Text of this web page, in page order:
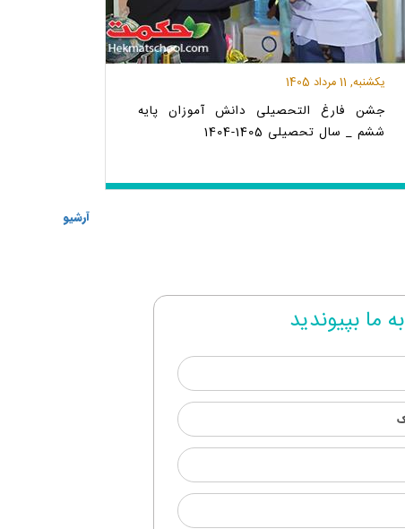
یکشنبه, 11 مرداد 1405
جشن فارغ التحصیلی دانش آموزان پایه
ششم _ سال تحصیلی 1405-1404
آرشیو
به ما بپیوندید